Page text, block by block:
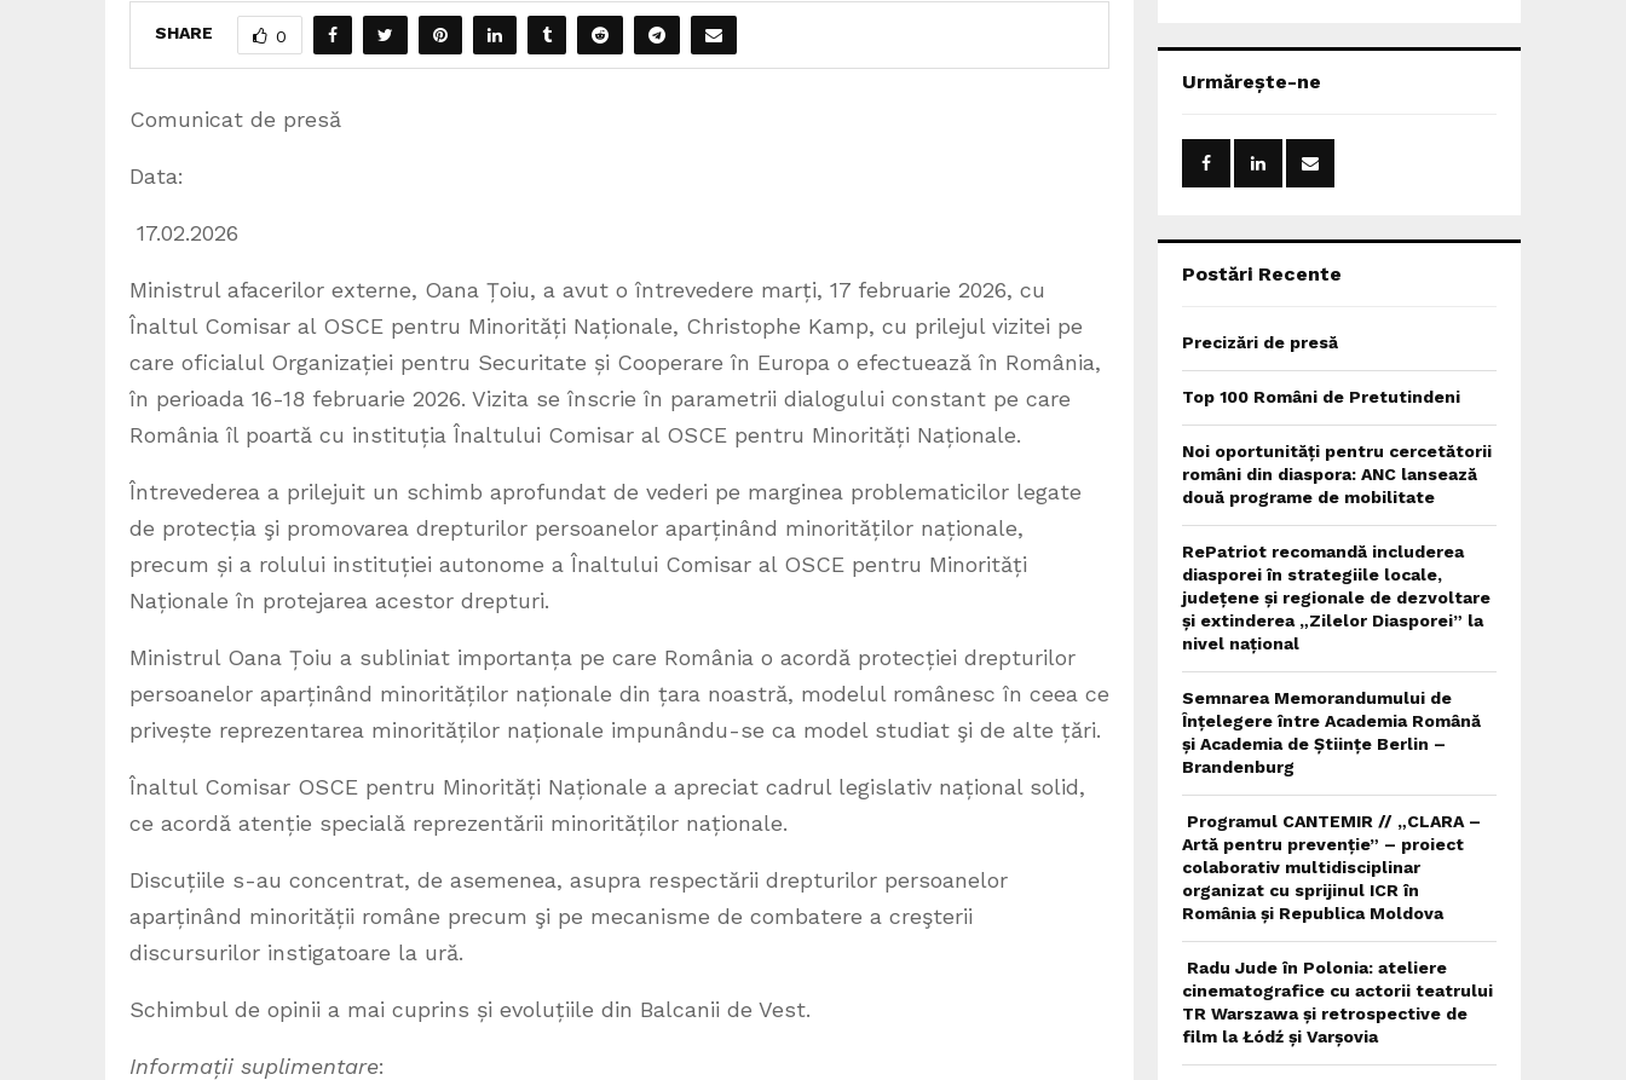
SHARE 0
Comunicat de presă
Data:
17.02.2026
Ministrul afacerilor externe, Oana Țoiu, a avut o întrevedere marți, 17 februarie 2026, cu
Înaltul Comisar al OSCE pentru Minorități Naționale, Christophe Kamp, cu prilejul vizitei pe
care oficialul Organizației pentru Securitate și Cooperare în Europa o efectuează în România,
în perioada 16-18 februarie 2026. Vizita se înscrie în parametrii dialogului constant pe care
România îl poartă cu instituția Înaltului Comisar al OSCE pentru Minorități Naționale.
Întrevederea a prilejuit un schimb aprofundat de vederi pe marginea problematicilor legate
de protecția şi promovarea drepturilor persoanelor aparținând minorităților naționale,
precum și a rolului instituției autonome a Înaltului Comisar al OSCE pentru Minorități
Naționale în protejarea acestor drepturi.
Ministrul Oana Țoiu a subliniat importanța pe care România o acordă protecției drepturilor
persoanelor aparținând minorităților naționale din țara noastră, modelul românesc în ceea ce
privește reprezentarea minorităților naționale impunându-se ca model studiat şi de alte țări.
Înaltul Comisar OSCE pentru Minorități Naționale a apreciat cadrul legislativ național solid,
ce acordă atenție specială reprezentării minorităților naționale.
Discuțiile s-au concentrat, de asemenea, asupra respectării drepturilor persoanelor
aparținând minorității române precum şi pe mecanisme de combatere a creşterii
discursurilor instigatoare la ură.
Schimbul de opinii a mai cuprins și evoluțiile din Balcanii de Vest.
Informații suplimentare:
h
o
:
Urmărește-ne
Postări Recente
Precizări de presă
Top 100 Români de Pretutindeni
Noi oportunități pentru cercetătorii
români din diaspora: ANC lansează
două programe de mobilitate
RePatriot recomandă includerea
diasporei în strategiile locale,
județene și regionale de dezvoltare
și extinderea „Zilelor Diasporei” la
nivel național
Semnarea Memorandumului de
Înțelegere între Academia Română
și Academia de Științe Berlin –
Brandenburg
Programul CANTEMIR // „CLARA –
Artă pentru prevenție” – proiect
colaborativ multidisciplinar
organizat cu sprijinul ICR în
România și Republica Moldova
Radu Jude în Polonia: ateliere
cinematografice cu actorii teatrului
TR Warszawa și retrospective de
film la Łódź și Varșovia